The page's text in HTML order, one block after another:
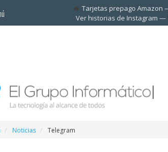
Tarjetas prepago Amazon
Ver historias de Instagram
Noticias Telegram